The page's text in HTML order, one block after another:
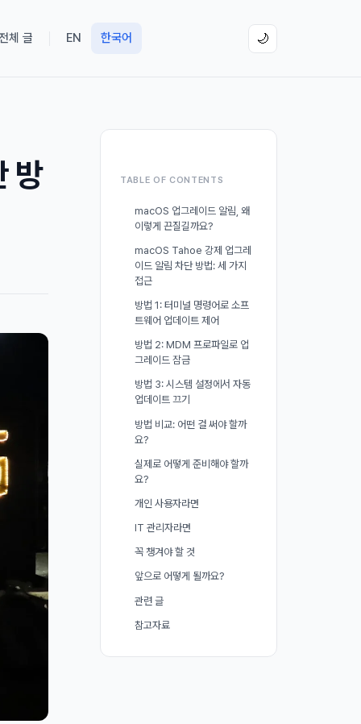
체 글 EN 한국어 🌙
방 TABLE OF CONTENTS
macOS 업그레이드 알림, 왜
이렇게 끈질길까요?
macOS Tahoe 강제 업그레
이드 알림 차단 방법: 세 가지
접근
방법 1: 터미널 명령어로 소프
트웨어 업데이트 제어
방법 2: MDM 프로파일로 업
그레이드 잠금
방법 3: 시스템 설정에서 자동
업데이트 끄기
방법 비교: 어떤 걸 써야 할까
요?
실제로 어떻게 준비해야 할까
요?
개인 사용자라면
IT 관리자라면
꼭 챙겨야 할 것
앞으로 어떻게 될까요?
관련 글
참고자료